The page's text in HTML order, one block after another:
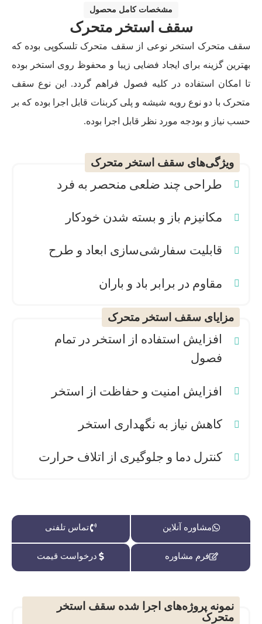
مشخصات کامل محصول
سقف استخر متحرک
سقف متحرک استخر نوعی از سقف متحرک تلسکوپی بوده که
بهترین گزینه برای ایجاد فضایی زیبا و محفوظ روی استخر بوده
تا امکان استفاده در کلیه فصول فراهم گردد. این نوع سقف
متحرک با دو نوع رویه شیشه و پلی کربنات قابل اجرا بوده که بر
حسب نیاز و بودجه مورد نظر قابل اجرا بوده.
ویژگی‌های سقف استخر متحرک
طراحی چند ضلعی منحصر به فرد
مکانیزم باز و بسته شدن خودکار
قابلیت سفارشی‌سازی ابعاد و طرح
مقاوم در برابر باد و باران
مزایای سقف استخر متحرک
افزایش استفاده از استخر در تمام
فصول
افزایش امنیت و حفاظت از استخر
کاهش نیاز به نگهداری استخر
کنترل دما و جلوگیری از اتلاف حرارت
مشاوره آنلاین تماس تلفنی
فرم مشاوره درخواست قیمت
نمونه پروژه‌های اجرا شده سقف استخر
متحرک